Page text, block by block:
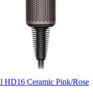
HD16 Ceramic Pink/Rose